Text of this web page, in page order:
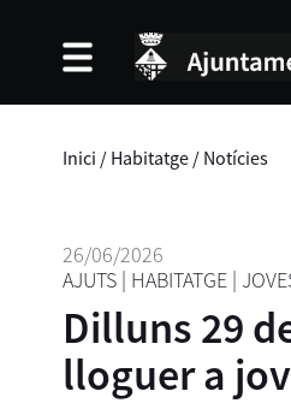
Inici / Habitatge / Notícies
26/06/2026
AJUTS | HABITATGE |
Dilluns 29
lloguer a